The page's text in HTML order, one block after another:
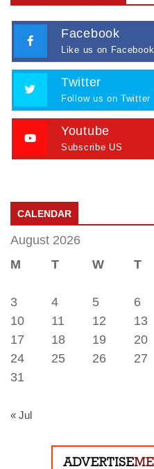
Facebook
Like us on Facebook
Twitter
Follow us on Twitter
Youtube
Subscribe US
CALENDAR
August 2026
M
T W T
3
4 5 6
10
11 12 13
17
18 19 20
24
25 26 27
31
« Jul